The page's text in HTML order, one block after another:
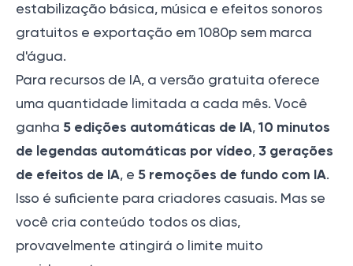
estabilização básica, música e efeitos sonoros
gratuitos e exportação em 1080p sem marca
d'água.
Para recursos de IA, a versão gratuita oferece
uma quantidade limitada a cada mês. Você
ganha 5 edições automáticas de IA, 10 minutos
de legendas automáticas por vídeo, 3 gerações
de efeitos de IA, e 5 remoções de fundo com IA.
Isso é suficiente para criadores casuais. Mas se
você cria conteúdo todos os dias,
provavelmente atingirá o limite muito